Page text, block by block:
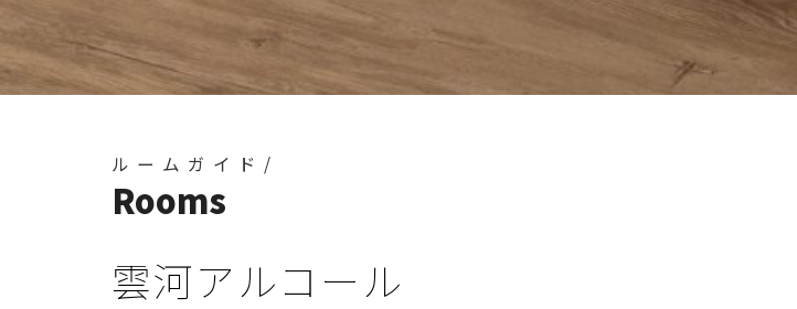
ルームガイド/
Rooms
雲河アルコール